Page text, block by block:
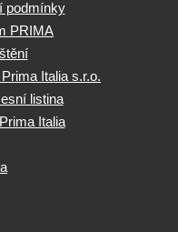
podmínky
PRIMA
Italia s.r.o.
listina
Italia